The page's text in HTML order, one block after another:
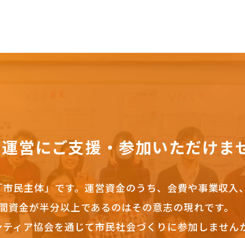
営にご支援・参加いただけま
民主体」です。 運営資金のうち、会費や事業収入、
資金が半分以上であるのはその意志の現れです。
ィア協会を通じて市民社会づくりに参加しません